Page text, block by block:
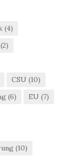
(4)
(2)
CSU (10)
(6) EU (7)
(10)